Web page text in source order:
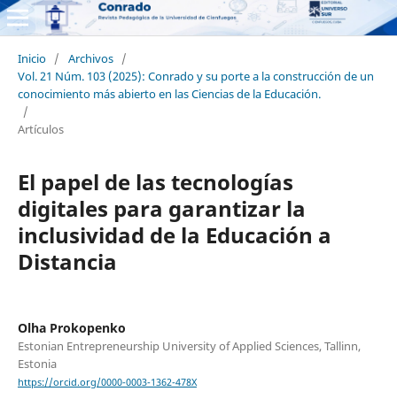
Inicio / Archivos /
Vol. 21 Núm. 103 (2025): Conrado y su porte a la construcción de un
conocimiento más abierto en las Ciencias de la Educación.
/
Artículos
El papel de las tecnologías
digitales para garantizar la
inclusividad de la Educación a
Distancia
Olha Prokopenko
Estonian Entrepreneurship University of Applied Sciences, Tallinn,
Estonia
https://orcid.org/0000-0003-1362-478X